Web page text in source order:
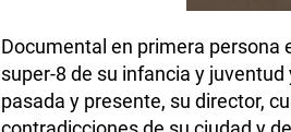
Documental en primera persona
super-8 de su infancia y
pasada y presente, su director,